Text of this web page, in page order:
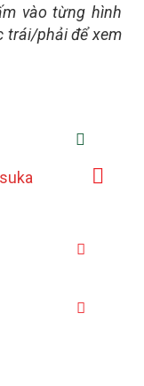
vào từng hình
trái/phải để xem